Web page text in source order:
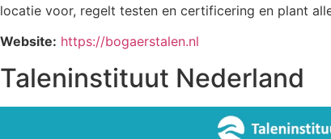
locatie voor, regelt testen en certificering en plant
Website: https://bogaerstalen.nl
Taleninstituut Nederland